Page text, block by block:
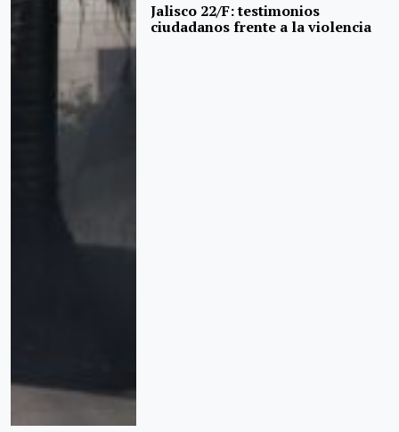
Jalisco 22/F: testimonios
ciudadanos frente a la violencia